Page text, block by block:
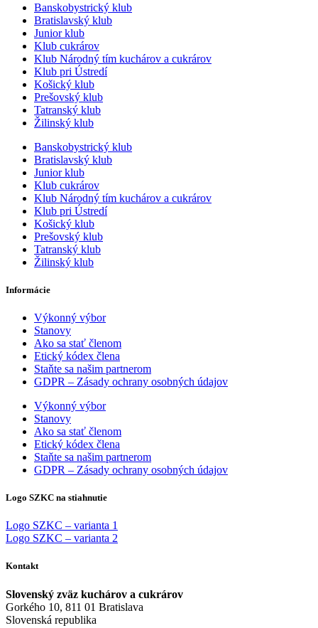
Banskobystrický klub
Bratislavský klub
Junior klub
Klub cukrárov
Klub Národný tím kuchárov a cukrárov
Klub pri Ústredí
Košický klub
Prešovský klub
Tatranský klub
Žilinský klub
Banskobystrický klub
Bratislavský klub
Junior klub
Klub cukrárov
Klub Národný tím kuchárov a cukrárov
Klub pri Ústredí
Košický klub
Prešovský klub
Tatranský klub
Žilinský klub
Informácie
Výkonný výbor
Stanovy
Ako sa stať členom
Etický kódex člena
Staňte sa našim partnerom
GDPR – Zásady ochrany osobných údajov
Výkonný výbor
Stanovy
Ako sa stať členom
Etický kódex člena
Staňte sa našim partnerom
GDPR – Zásady ochrany osobných údajov
Logo SZKC na stiahnutie
Logo SZKC – varianta 1
Logo SZKC – varianta 2
Kontakt
Slovenský zväz kuchárov a cukrárov
Gorkého 10, 811 01 Bratislava
Slovenská republika